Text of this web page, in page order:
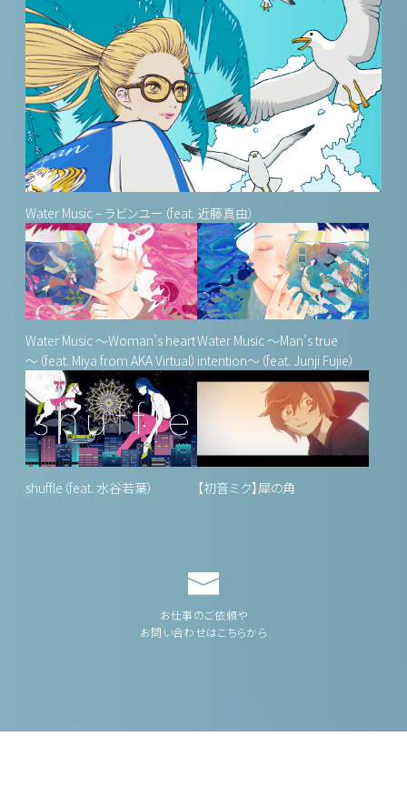
Water Music – ラビンユー（feat. 近藤真由）
Water Music ～Woman’s heart
～（feat. Miya from AKA Virtual）
Water Music ～Man’s true
intention～（feat. Junji Fujie）
shuffle（feat. 水谷若葉） 【初音ミク】犀の角
お仕事のご依頼や
お問い合わせはこちらから